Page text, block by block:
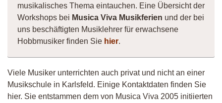
musikalisches Thema eintauchen. Eine Übersicht der
Workshops bei Musica Viva Musikferien und der bei
uns beschäftigten Musiklehrer für erwachsene
Hobbmusiker finden Sie hier.
Viele Musiker unterrichten auch privat und nicht an einer
Musikschule in Karlsfeld. Einige Kontaktdaten finden Sie
hier. Sie entstammen dem von Musica Viva 2005 initiierten